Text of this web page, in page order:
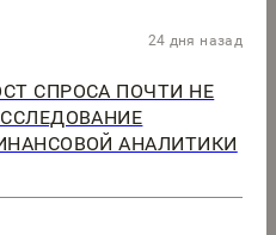
24 дня назад
СПРОСА ПОЧТИ НЕ
АНАЛИТИКИ